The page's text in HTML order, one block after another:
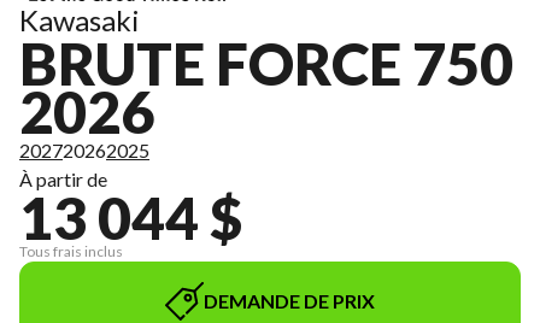
Kawasaki
BRUTE FORCE 750
2026
202720262025
À partir de
13 044 $
Tous frais inclus
DEMANDE DE PRIX